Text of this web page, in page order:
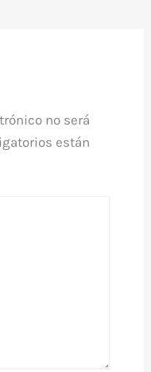
no será
están